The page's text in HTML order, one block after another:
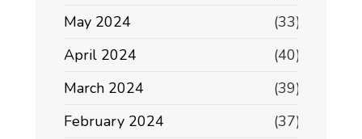
May 2024
(33)
April 2024
(40)
March 2024
(39)
February 2024
(37)